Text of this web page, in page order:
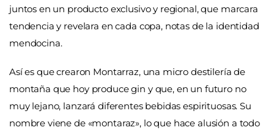
juntos en un producto exclusivo y regional, que marcara
tendencia y revelara en cada copa, notas de la identidad
mendocina.
Así es que crearon Montarraz, una micro destilería de
montaña que hoy produce gin y que, en un futuro no
muy lejano, lanzará diferentes bebidas espirituosas. Su
nombre viene de «montaraz», lo que hace alusión a todo